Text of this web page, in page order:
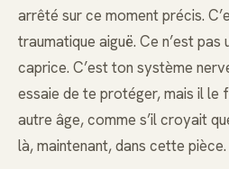
arrêté sur ce moment précis.
traumatique aiguë. Ce n’est pas
caprice. C’est ton système
essaie de te protéger, mais il le
autre âge, comme s’il croyait
là, maintenant, dans cette pièce.